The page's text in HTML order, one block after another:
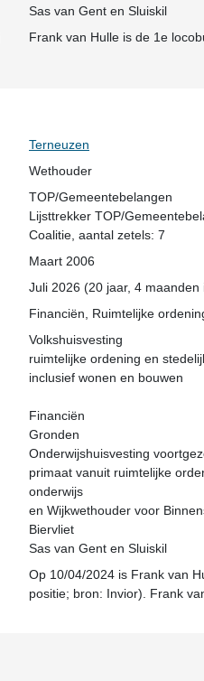
Sas van Gent en Sluiskil
Frank van Hulle is de 1e
Terneuzen
Wethouder
TOP/Gemeentebelangen
Lijsttrekker TOP/
Coalitie , aantal zetels: 7
Maart 2006
Juli 2026 (20 jaar, 4 maanden
Financiën, Ruimtelijke
Volkshuisvesting
ruimtelijke ordening en
inclusief wonen en bouwen
Financiën
Gronden
Onderwijshuisvesting
primaat vanuit ruimtelijke
onderwijs
en Wijkwethouder voor
Biervliet
Sas van Gent en Sluiskil
Op 10/04/2024 is Frank van
positie; bron: Invior). Frank